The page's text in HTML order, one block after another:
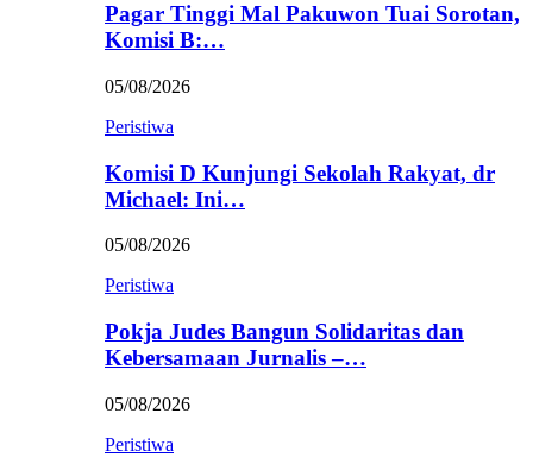
Pagar Tinggi Mal Pakuwon Tuai Sorotan,
Komisi B:…
05/08/2026
Peristiwa
Komisi D Kunjungi Sekolah Rakyat, dr
Michael: Ini…
05/08/2026
Peristiwa
Pokja Judes Bangun Solidaritas dan
Kebersamaan Jurnalis –…
05/08/2026
Peristiwa